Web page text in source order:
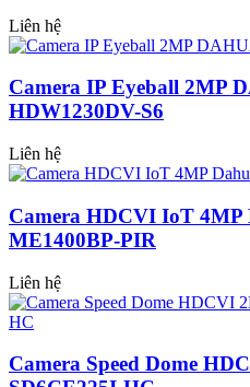
Liên hệ
Camera IP Eyeball 2MP
HDW1230DV-S6
Liên hệ
Camera HDCVI IoT
ME1400BP-PIR
Liên hệ
Camera Speed Dome